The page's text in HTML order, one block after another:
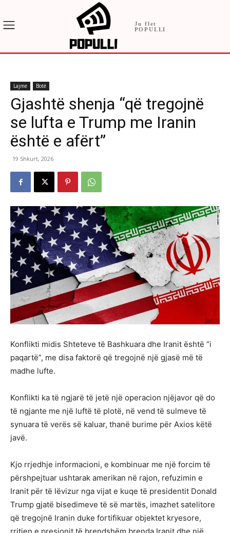
Ju flet
POPULLI
Lajme Botë
Gjashtë shenja “që tregojnë
se lufta e Trump me Iranin
është e afërt”
19 Shkurt, 2026
Konflikti midis Shteteve të Bashkuara dhe Iranit është “i
paqartë”, me disa faktorë që tregojnë një gjasë më të
madhe lufte.
Konflikti ka të ngjarë të jetë një operacion njëjavor që do
të ngjante me një luftë të plotë, në vend të sulmeve të
synuara të verës së kaluar, thanë burime për Axios këtë
javë.
Kjo rrjedhje informacioni, e kombinuar me një forcim të
përshpejtuar ushtarak amerikan në rajon, refuzimin e
Iranit për të lëvizur nga vijat e kuqe të presidentit Donald
Trump gjatë bisedimeve të së martës, imazhet satelitore
që tregojnë Iranin duke fortifikuar objektet kryesore,